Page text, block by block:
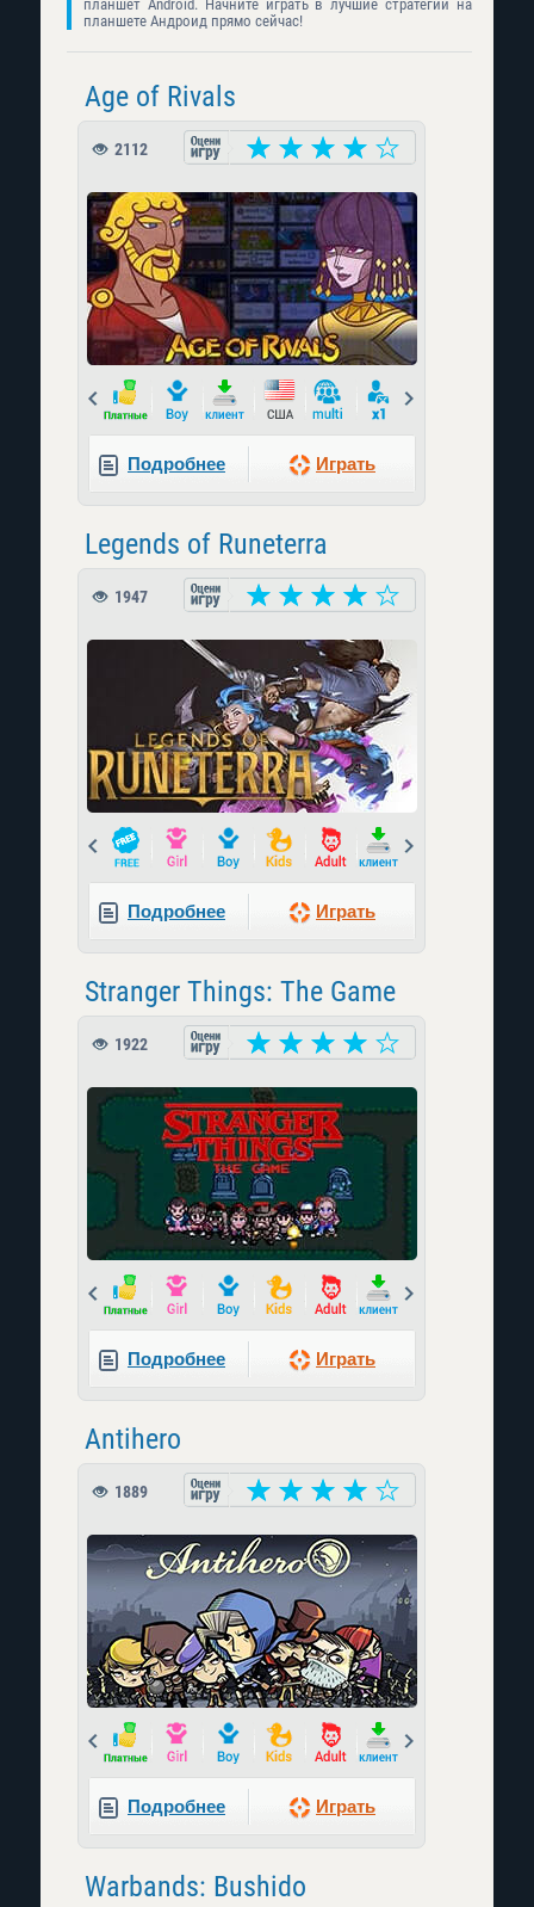
планшет Android. Начните играть в лучшие стратегии на
планшете Андроид прямо сейчас!
Age of Rivals
2112
Prev
Подробнее Играть
Legends of Runeterra
1947
Prev
Подробнее Играть
Stranger Things: The Game
1922
Prev
Подробнее Играть
Antihero
1889
Prev
Подробнее Играть
Warbands: Bushido